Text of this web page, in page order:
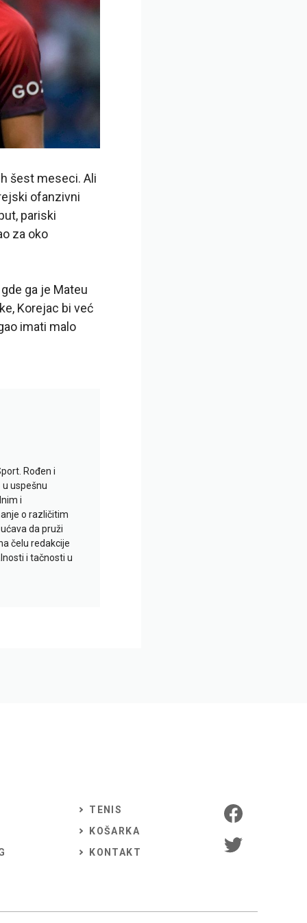
šest meseci. Ali
ofanzivni
pariski
za oko
ga je Mateu
Korejac bi već
imati malo
Rođen i
uspešnu
i
o različitim
da pruži
čelu redakcije
i tačnosti u
TENIS
KOŠARKA
KONTAKT